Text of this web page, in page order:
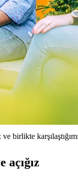
birlikte
açığız